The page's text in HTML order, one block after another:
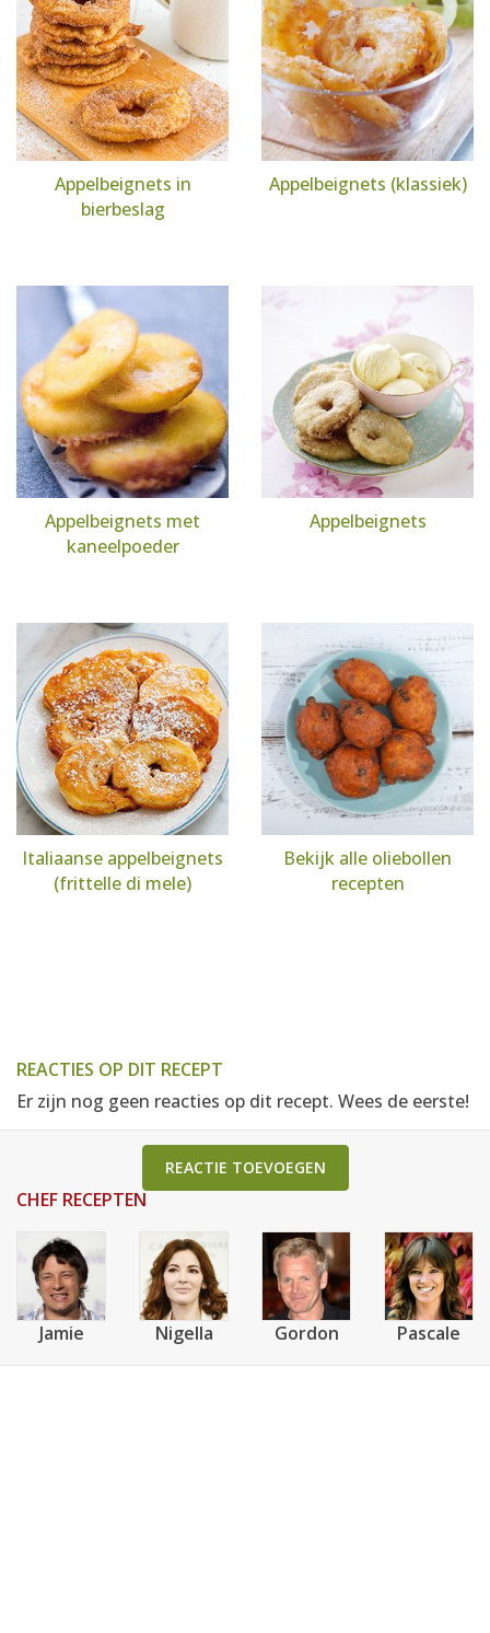
Appelbeignets in
bierbeslag
Appelbeignets (klassiek)
Appelbeignets met
kaneelpoeder
Appelbeignets
Italiaanse appelbeignets
(frittelle di mele)
Bekijk alle oliebollen
recepten
REACTIES OP DIT RECEPT
Er zijn nog geen reacties op dit recept. Wees de eerste!
REACTIE TOEVOEGEN
CHEF RECEPTEN
Jamie Nigella Gordon Pascale